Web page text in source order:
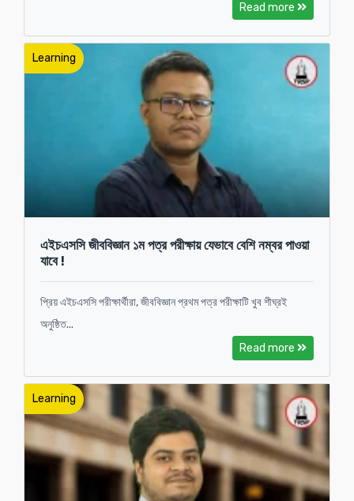
Read more
Learning
এইচএসসি জীববিজ্ঞান ১ম পত্র পরীক্ষায় যেভাবে বেশি নম্বর পাওয়া
যাবে !
প্রিয় এইচএসসি পরীক্ষার্থীরা, জীববিজ্ঞান প্রথম পত্র পরীক্ষাটি খুব শীঘ্রই
অনুষ্ঠিত...
Read more
Learning